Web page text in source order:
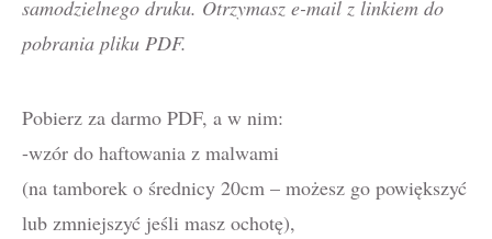
samodzielnego druku. Otrzymasz e-mail z linkiem do
pobrania pliku PDF.
Pobierz za darmo PDF, a w nim:
-wzór do haftowania z malwami
(na tamborek o średnicy 20cm – możesz go powiększyć
lub zmniejszyć jeśli masz ochotę),